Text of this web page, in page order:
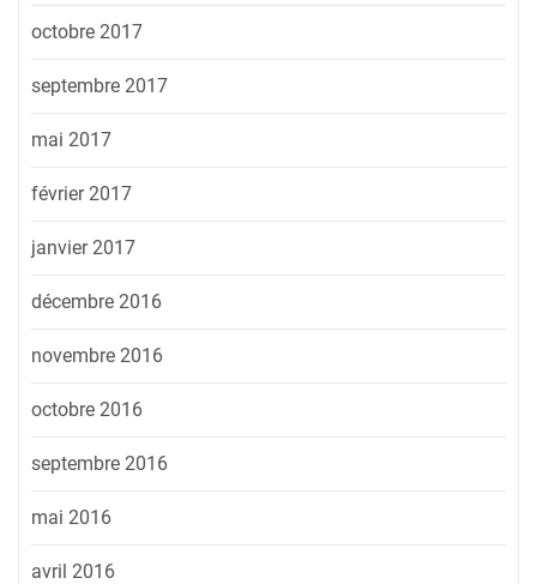
octobre 2017
septembre 2017
mai 2017
février 2017
janvier 2017
décembre 2016
novembre 2016
octobre 2016
septembre 2016
mai 2016
avril 2016